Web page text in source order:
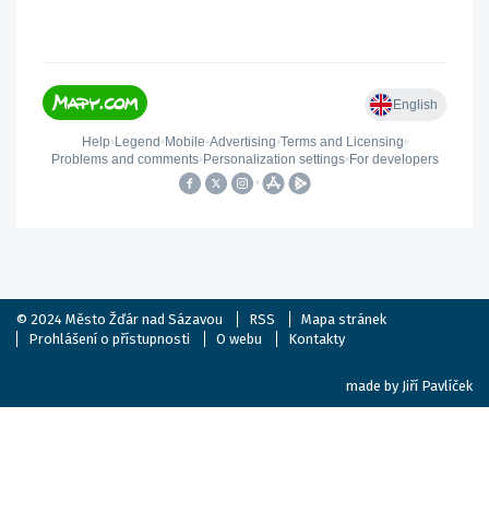
© 2024 Město Žďár nad Sázavou RSS
Mapa stránek
Prohlášení o přístupnosti
O webu Kontakty
made by Jiří Pavlíček